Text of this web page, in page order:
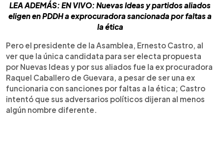
LEA ADEMÁS: EN VIVO: Nuevas Ideas y partidos aliados
eligen en PDDH a exprocuradora sancionada por faltas a
la ética
Pero el presidente de la Asamblea, Ernesto Castro, al
ver que la única candidata para ser electa propuesta
por Nuevas Ideas y por sus aliados fue la ex procuradora
Raquel Caballero de Guevara, a pesar de ser una ex
funcionaria con sanciones por faltas a la ética; Castro
intentó que sus adversarios políticos dijeran al menos
algún nombre diferente.